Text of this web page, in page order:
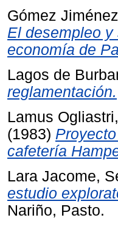
Gómez
El desempleo
economía de
Lagos de
reglamentación.
Lamus
(1983)
cafetería
Lara Jacome,
estudio
Nariño, Pasto.